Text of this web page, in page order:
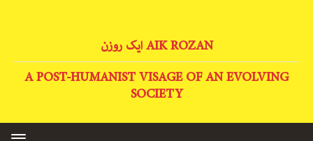
AIK ROZAN ایک روزن
A POST-HUMANIST VISAGE OF AN EVOLVING
SOCIETY